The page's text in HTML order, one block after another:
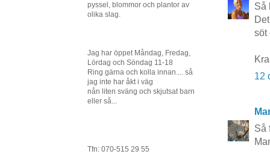
Så
söt
12
Så
pyssel, blommor och plantor av
olika slag.
Jag har öppet Måndag, Fredag,
Lördag och Söndag 11-18
Ring gärna och kolla innan.... så
jag inte har åkt i väg
nån liten sväng och skjutsat barn
eller så...
Tfn: 070-515 29 55